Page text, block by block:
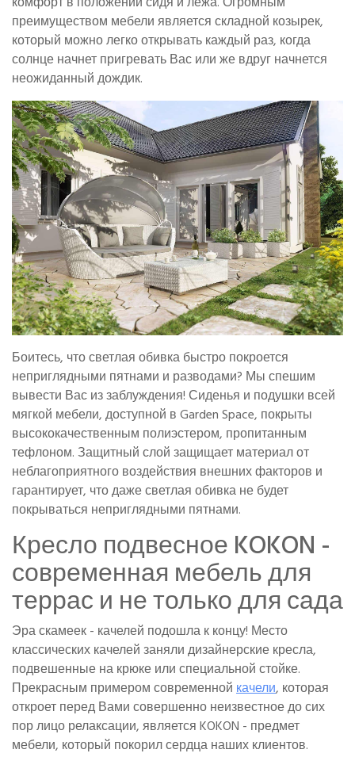
преимуществом мебели является складной козырек,
который можно легко открывать каждый раз, когда
солнце начнет пригревать Вас или же вдруг начнется
неожиданный дождик.
Боитесь, что светлая обивка быстро покроется
неприглядными пятнами и разводами? Мы спешим
вывести Вас из заблуждения! Сиденья и подушки всей
мягкой мебели, доступной в Garden Space, покрыты
высококачественным полиэстером, пропитанным
тефлоном. Защитный слой защищает материал от
неблагоприятного воздействия внешних факторов и
гарантирует, что даже светлая обивка не будет
покрываться неприглядными пятнами.
Кресло подвесное KOKON -
современная мебель для
террас и не только для сада
Эра скамеек - качелей подошла к концу! Место
классических качелей заняли дизайнерские кресла,
подвешенные на крюке или специальной стойке.
Прекрасным примером современнойкачели, которая
откроет перед Вами совершенно неизвестное до сих
пор лицо релаксации, является KOKON - предмет
мебели, который покорил сердца наших клиентов.